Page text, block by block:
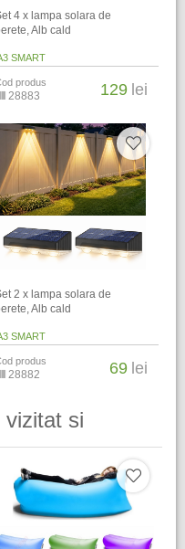
4 x lampa solara de
Alb cald
SMART
produs
28883 129 lei
2 x lampa solara de
Alb cald
SMART
produs
28882 69 lei
vizitat si